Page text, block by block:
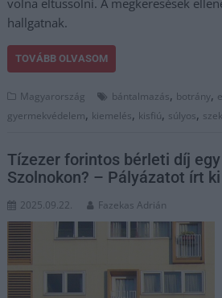
hallgatnak.
TOVÁBB OLVASOM
Magyarország bántalmazás, botrány,
gyermekvédelem, kiemelés, kisfiú, súlyos,
Tízezer forintos bérleti díj
Szolnokon? – Pályázatot írt
2025.09.22. Fazekas Adrián